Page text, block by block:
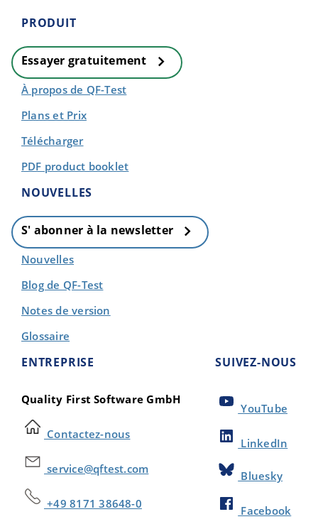
PRODUIT
Essayer gratuitement
À propos de QF-Test
Plans et Prix
Télécharger
PDF product booklet
NOUVELLES
S' abonner à la newsletter
Nouvelles
Blog de QF-Test
Notes de version
Glossaire
ENTREPRISE
Quality First Software GmbH
Contactez-nous
service@qftest.com
+49 8171 38648-0
SUIVEZ-NOUS
YouTube
LinkedIn
Bluesky
Facebook